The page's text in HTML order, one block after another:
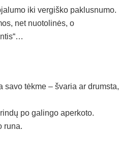
iki vergiško paklusnumo.
net nuotolinės, o
tėkme – švaria ar drumsta,
po galingo aperkoto.
runa.